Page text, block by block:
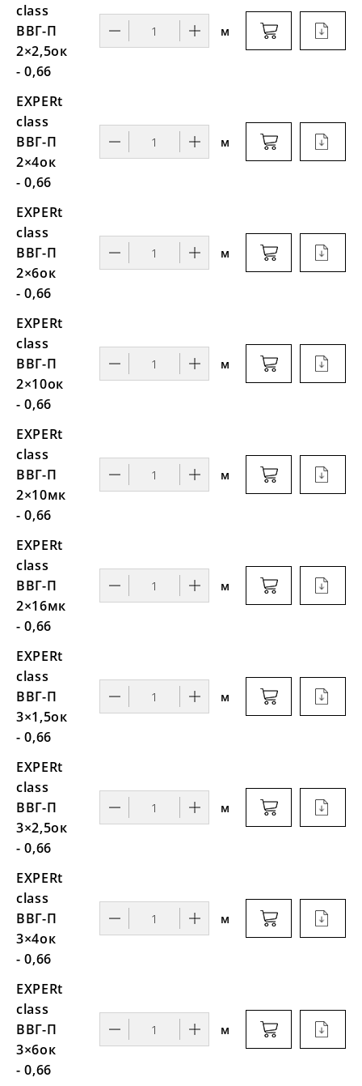
class
ВВГ-П
2×2,5ок
- 0,66
м
EXPERt
class
ВВГ-П
2×4ок
- 0,66
м
EXPERt
class
ВВГ-П
2×6ок
- 0,66
м
EXPERt
class
ВВГ-П
2×10ок
- 0,66
м
EXPERt
class
ВВГ-П
2×10мк
- 0,66
м
EXPERt
class
ВВГ-П
2×16мк
- 0,66
м
EXPERt
class
ВВГ-П
3×1,5ок
- 0,66
м
EXPERt
class
ВВГ-П
3×2,5ок
- 0,66
м
EXPERt
class
ВВГ-П
3×4ок
- 0,66
м
EXPERt
class
ВВГ-П
3×6ок
- 0,66
м